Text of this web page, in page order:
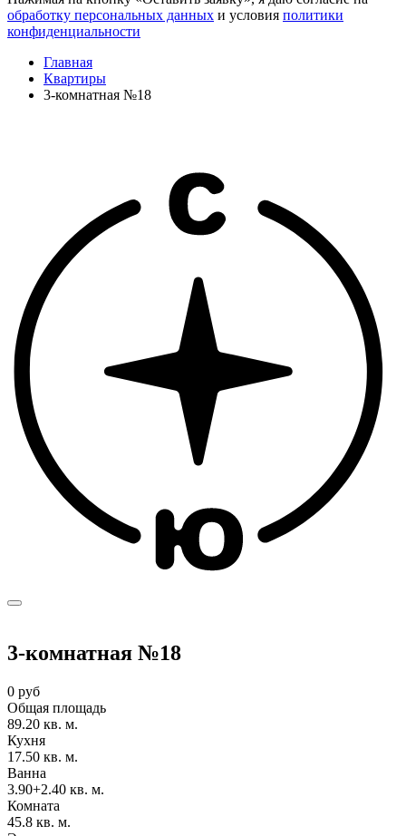
обработку персональных данных и условия политики
конфиденциальности
Главная
Квартиры
3-комнатная №18
3-комнатная №18
0 руб
Общая площадь
89.20 кв. м.
Кухня
17.50 кв. м.
Ванна
3.90+2.40 кв. м.
Комната
45.8 кв. м.